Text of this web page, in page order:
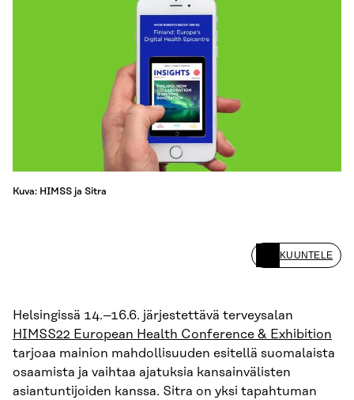
Kuva: HIMSS ja Sitra
KUUNTELE
Helsingissä 14.–16.6. järjestettävä terveysalan
HIMSS22 European Health Conference & Exhibition
tarjoaa mainion mahdollisuuden esitellä suomalaista
osaamista ja vaihtaa ajatuksia kansainvälisten
asiantuntijoiden kanssa. Sitra on yksi tapahtuman